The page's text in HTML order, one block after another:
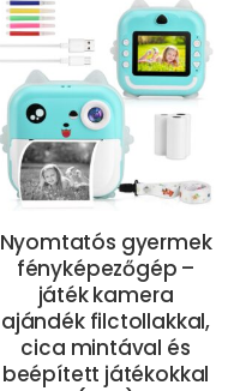
Nyomtatós gyermek
fényképezőgép –
játék kamera
ajándék filctollakkal,
cica mintával és
beépített játékokkal